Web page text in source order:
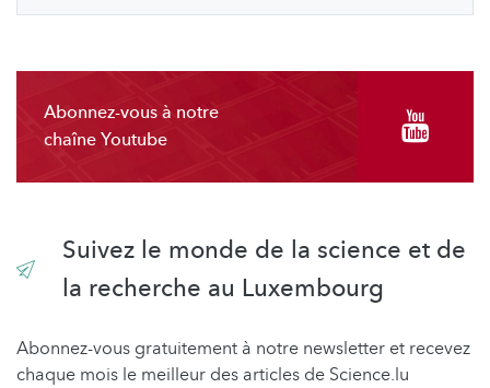
Abonnez-vous à notre
chaîne Youtube
Suivez le monde de la science et de
la recherche au Luxembourg
Abonnez-vous gratuitement à notre newsletter et recevez
chaque mois le meilleur des articles de Science.lu